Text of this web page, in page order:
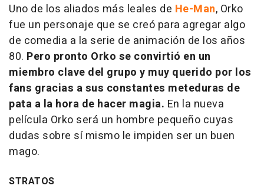
Uno de los aliados más leales de He-Man, Orko
fue un personaje que se creó para agregar algo
de comedia a la serie de animación de los años
80. Pero pronto Orko se convirtió en un
miembro clave del grupo y muy querido por los
fans gracias a sus constantes meteduras de
pata a la hora de hacer magia. En la nueva
película Orko será un hombre pequeño cuyas
dudas sobre sí mismo le impiden ser un buen
mago.
STRATOS